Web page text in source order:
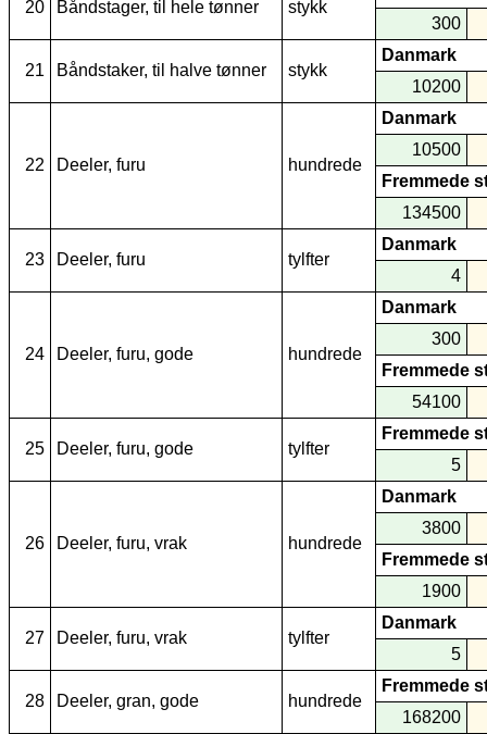
20 Båndstager, til hele tønner stykk
300
21 Båndstaker, til halve tønner stykk
Danmark
10200
22 Deeler, furu hundrede
Danmark
10500
Fremmede
134500
23 Deeler, furu tylfter
Danmark
4
24 Deeler, furu, gode hundrede
Danmark
300
Fremmede
54100
25 Deeler, furu, gode tylfter
Fremmede
5
26 Deeler, furu, vrak hundrede
Danmark
3800
Fremmede
1900
27 Deeler, furu, vrak tylfter
Danmark
5
28 Deeler, gran, gode hundrede
Fremmede
168200